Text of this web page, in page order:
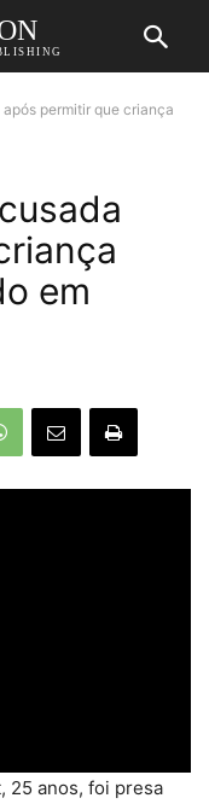
permitir que criança
em
25 anos, foi presa